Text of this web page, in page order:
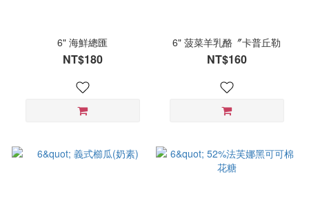
6" 海鮮總匯
NT$180
6" 菠菜羊乳酪〞卡普丘勒
NT$160